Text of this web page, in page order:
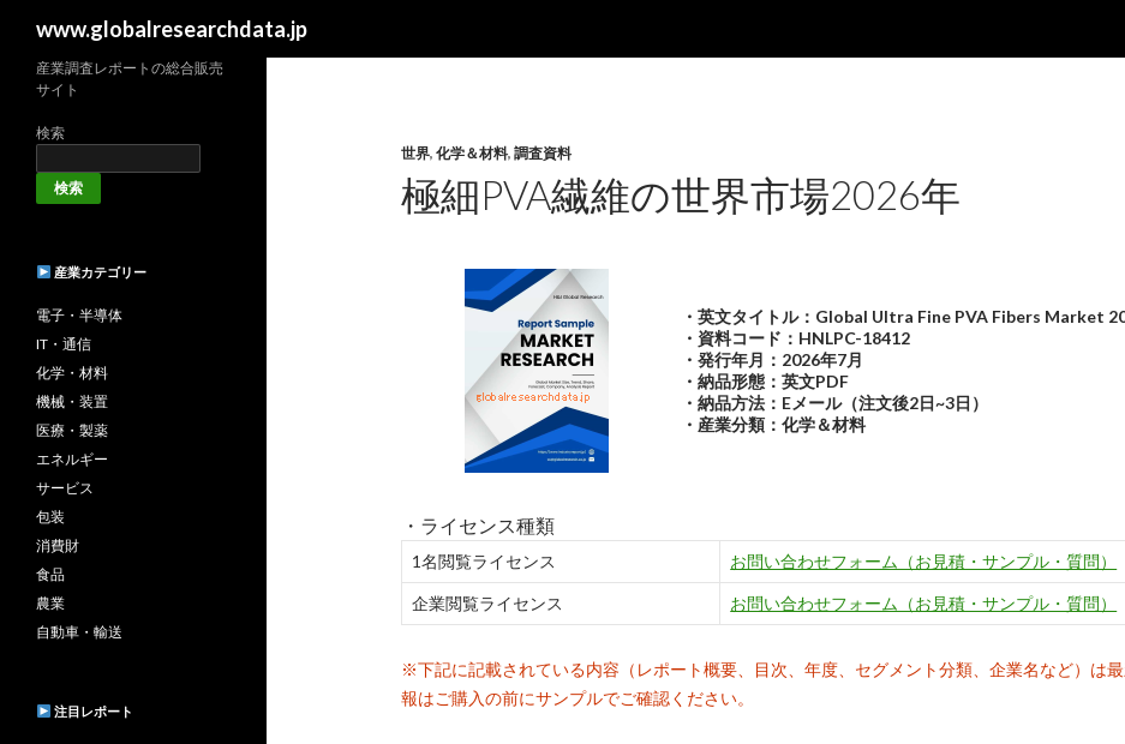
www.globalresearchdata.jp
世界,化学＆材料,調査資料
極細PVA繊維の世界市場2026年
・英文タイトル：Global Ultra Fine PVA Fibers Market
・資料コード：HNLPC-18412
・発行年月：2026年7月
・納品形態：英文PDF
・納品方法：Eメール（注文後2日~3日）
・産業分類：化学＆材料
・ライセンス種類
1名閲覧ライセンス お問い合わせフォーム（お見積・サンプル・質問）
企業閲覧ライセンス お問い合わせフォーム（お見積・サンプル・質問）
※下記に記載されている内容（レポート概要、目次、年度、セグメント分類、企業名など）は
報はご購入の前にサンプルでご確認ください。
産業調査レポートの総合販売
サイト
検索
検索
産業カテゴリー
電子・半導体
IT・通信
化学・材料
機械・装置
医療・製薬
エネルギー
サービス
包装
消費財
食品
農業
自動車・輸送
注目レポート